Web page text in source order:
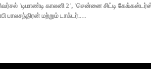
யூனிவர்சல் 'டிமாண்டி காலனி 2', 'சென்னை சிட்டி
பாலசந்திரன் மற்றும் டாக்டர்.…